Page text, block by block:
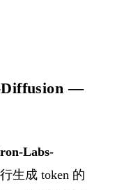
Diffusion —
Labs-
生成 token 的